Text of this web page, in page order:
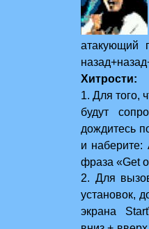
атакующий
Хитрости:
1. Для того,
будут
дождитесь
и
фраза «Get
2. Для
установок,
экрана